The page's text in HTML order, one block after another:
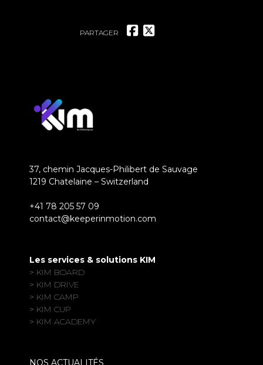
PARTAGER
37, chemin Jacques-Philibert de Sauvage
1219 Chatelaine – Switzerland
+41 78 205 57 09
contact@keeperinmotion.com
Les services & solutions KIM
> KIM BOARD
> KIM DRIVE
> KIM CAMP
> KIM CUP
> KIM ACADEMY